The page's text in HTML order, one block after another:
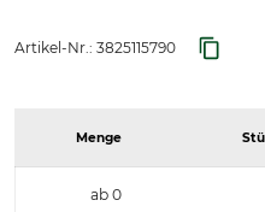
Artikel-Nr.: 3825115790
Menge
ab 0